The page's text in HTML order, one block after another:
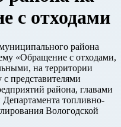
с отходами
района
«Обращение с отходами,
на территории
представителями
района, главами
топливно-
Вологодской